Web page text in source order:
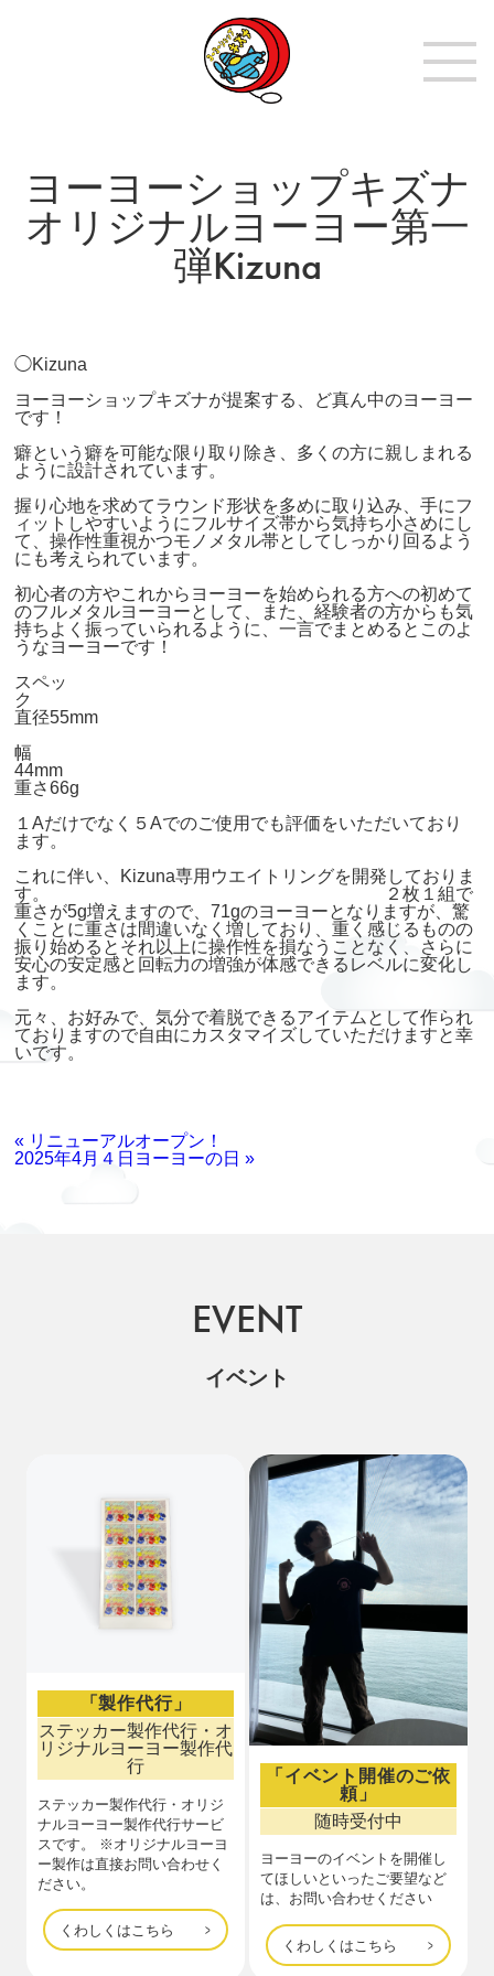
ヨーヨーショップキズナ
オリジナルヨーヨー第一
弾Kizuna
◯Kizuna
ヨーヨーショップキズナが提案する、ど真ん中のヨーヨー
です！
癖という癖を可能な限り取り除き、多くの方に親しまれる
ように設計されています。
握り心地を求めてラウンド形状を多めに取り込み、手にフ
ィットしやすいようにフルサイズ帯から気持ち小さめにし
て、操作性重視かつモノメタル帯としてしっかり回るよう
にも考えられています。
初心者の方やこれからヨーヨーを始められる方への初めて
のフルメタルヨーヨーとして、また、経験者の方からも気
持ちよく振っていられるように、一言でまとめるとこのよ
うなヨーヨーです！
スペッ
直径55mm
幅
重さ66g
１Aだけでなく５Aでのご使用でも評価をいただいており
ます。
これに伴い、Kizuna専用ウエイトリングを開発しておりま
す。 ２枚１組で
重さが5g増えますので、71gのヨーヨーとなりますが、驚
くことに重さは間違いなく増しており、重く感じるものの
振り始めるとそれ以上に操作性を損なうことなく、さらに
安心の安定感と回転力の増強が体感できるレベルに変化し
ます。
元々、お好みで、気分で着脱できるアイテムとして作られ
ておりますので自由にカスタマイズしていただけますと幸
いです。
« リニューアルオープン！
2025年4月４日ヨーヨーの日 »
EVENT
イベント
「製作代行」
ステッカー製作代行・オ
リジナルヨーヨー製作代
行
ステッカー製作代行・オリジ
ナルヨーヨー製作代行サービ
スです。 ※オリジナルヨーヨ
ー製作は直接お問い合わせく
ださい。
くわしくはこちら
「イベント開催のご依
頼」
随時受付中
ヨーヨーのイベントを開催し
てほしいといったご要望など
は、お問い合わせください
くわしくはこちら